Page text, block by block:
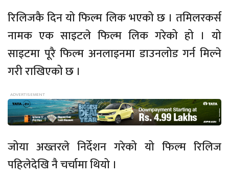
रिलिजकै दिन यो फिल्म लिक भएको छ । तमिलरकर्स
नामक एक साइटले फिल्म लिक गरेको हो । यो
साइटमा पूरै फिल्म अनलाइनमा डाउनलोड गर्न मिल्ने
गरी राखिएको छ ।
जोया अख्तरले निर्देशन गरेको यो फिल्म रिलिज
पहिलेदेखि नै चर्चामा थियो ।